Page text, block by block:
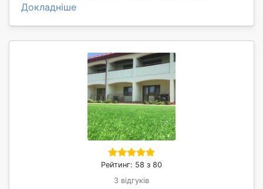
Докладніше
Рейтинг: 58 з 80
3 відгуків